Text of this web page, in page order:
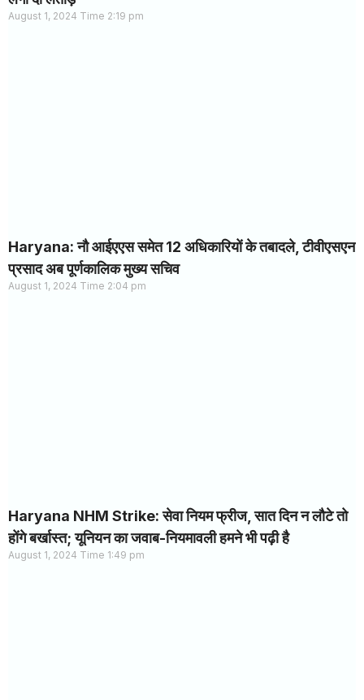
August 1, 2024 2:19 pm
Haryana: नौ आईएएस समेत 12 अधिकारियों के तबादले, टीवीएसएन
प्रसाद अब पूर्णकालिक मुख्य सचिव
August 1, 2024 2:04 pm
Haryana NHM Strike: सेवा नियम फ्रीज, सात दिन न लौटे तो
होंगे बर्खास्त; यूनियन का जवाब-नियमावली हमने भी पढ़ी है
August 1, 2024 1:49 pm